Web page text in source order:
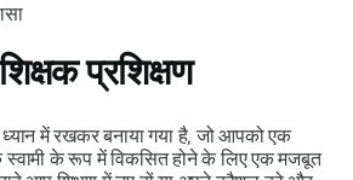
प्रशिक्षण
ध्यान में रखकर बनाया गया है, जो आपको एक
के रूप में विकसित होने के लिए एक मजबूत